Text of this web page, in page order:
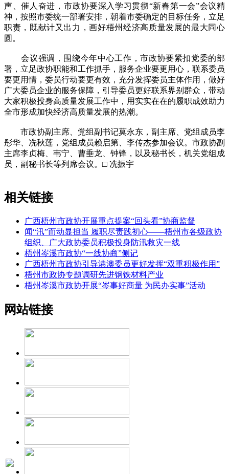
声、催人奋进，市政协要深入学习贯彻“新春第一会”会议精
神，按照市委统一部署安排，朝着市委确定的目标任务，立足
职责，既献计又出力，画好梧州经济高质量发展的最大同心
圆。
会议强调，围绕今年中心工作，市政协要紧扣党委的部
署，立足政协职能和工作抓手，服务企业要更用心，联系委员
要更用情，委员行动要更有效，充分发挥委员主体作用，做好
广大委员企业的服务保障，引导委员更好联系界别群众，带动
大家积极投身高质量发展工作中，用实实在在的履职成效助力
全市形成加快经济高质量发展的热潮。
市政协副主席、党组副书记莫永东，副主席、党组成员李
彤华、冼秋莲，党组成员赖启第、李传杰参加会议。市政协副
主席李贞梅、韦宁、曹垂龙、钟锋，以及秘书长，机关党组成
员，副秘书长等列席会议。□ 冼振宇
相关链接
广西梧州市政协开展重点提案“回头看”协商监督
闻“汛”而动显担当 履职尽责践初心——梧州市各级政协
组织、广大政协委员积极投身防汛救灾一线
梧州岑溪市政协“一线协商”侧记
广西梧州市政协引导港澳委员更好发挥“双重积极作用”
梧州市政协专题调研先进钢铁材料产业
梧州岑溪市政协开展“岑事好商量 为民办实事”活动
网站链接